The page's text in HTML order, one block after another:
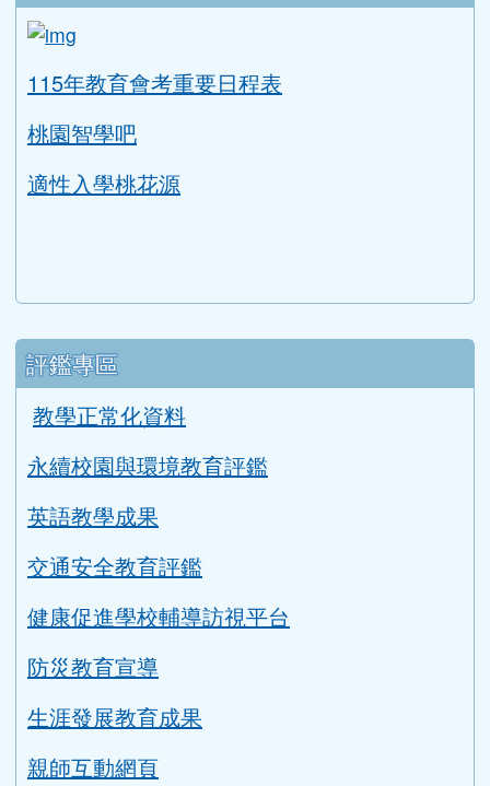
ink to https://tyc.entry.edu.tw/NoExamImitate_TL/
115年教育會考重要日程表
桃園智學吧
適性入學桃花源
評鑑專區
教學正常化資料
永續校園與環境教育評鑑
英語教學成果
交通安全教育評鑑
健康促進學校輔導訪視平台
防災教育宣導
生涯發展教育成果
親師互動網頁